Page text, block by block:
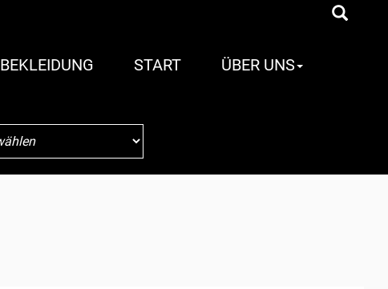
BEKLEIDUNG START ÜBER UNS